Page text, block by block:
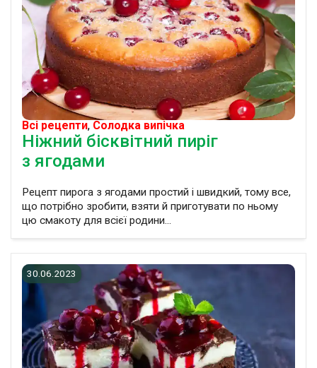
Всі рецепти, Солодка випічка
Ніжний бісквітний пиріг
з ягодами
Рецепт пирога з ягодами простий і швидкий, тому все,
що потрібно зробити, взяти й приготувати по ньому
цю смакоту для всієї родини...
30.06.2023